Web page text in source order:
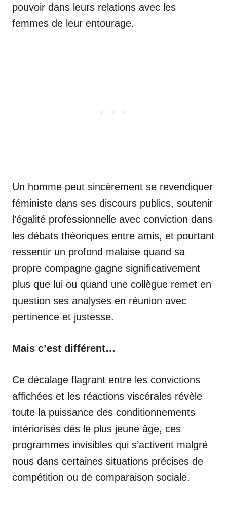
pouvoir dans leurs relations avec les
femmes de leur entourage.
Un homme peut sincèrement se revendiquer
féministe dans ses discours publics, soutenir
l’égalité professionnelle avec conviction dans
les débats théoriques entre amis, et pourtant
ressentir un profond malaise quand sa
propre compagne gagne significativement
plus que lui ou quand une collègue remet en
question ses analyses en réunion avec
pertinence et justesse.
Mais c’est différent…
Ce décalage flagrant entre les convictions
affichées et les réactions viscérales révèle
toute la puissance des conditionnements
intériorisés dès le plus jeune âge, ces
programmes invisibles qui s’activent malgré
nous dans certaines situations précises de
compétition ou de comparaison sociale.